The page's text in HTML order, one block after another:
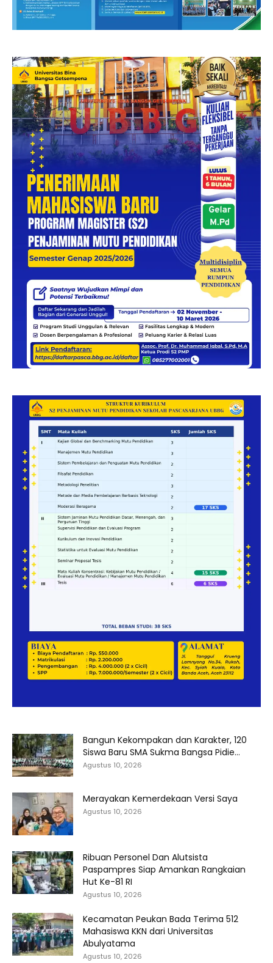
Bangun Kekompakan dan Karakter, 120
Siswa Baru SMA Sukma Bangsa Pidie...
Agustus 10, 2026
Merayakan Kemerdekaan Versi Saya
Agustus 10, 2026
Ribuan Personel Dan Alutsista
Paspampres Siap Amankan Rangkaian
Hut Ke-81 RI
Agustus 10, 2026
Kecamatan Peukan Bada Terima 512
Mahasiswa KKN dari Universitas
Abulyatama
Agustus 10, 2026